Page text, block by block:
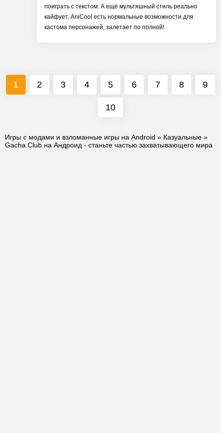
поиграть с текстом. А ещё мультяшный стиль реально
кайфует, AniCool есть нормальные возможности для
кастома персонажей, залетает по полной!
1 2 3 4 5 6 7 8 9
10
Игры с модами и взломанные игры на Android » Казуальные »
Gacha Club на Андроид - станьте частью захватывающего мира